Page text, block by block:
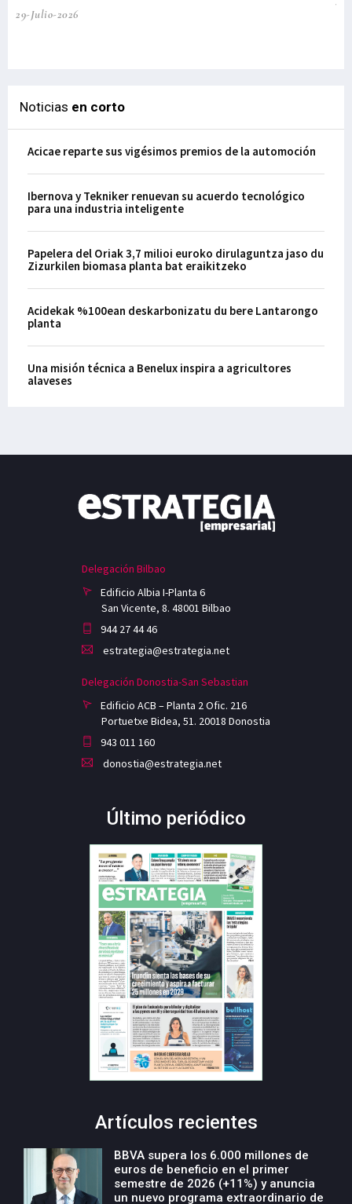
29-Julio-2026
Noticias en corto
Acicae reparte sus vigésimos premios de la automoción
Ibernova y Tekniker renuevan su acuerdo tecnológico
para una industria inteligente
Papelera del Oriak 3,7 milioi euroko dirulaguntza jaso du
Zizurkilen biomasa planta bat eraikitzeko
Acidekak %100ean deskarbonizatu du bere Lantarongo
planta
Una misión técnica a Benelux inspira a agricultores
alaveses
Delegación Bilbao
Edificio Albia I-Planta 6
San Vicente, 8. 48001 Bilbao
944 27 44 46
estrategia@estrategia.net
Delegación Donostia-San Sebastian
Edificio ACB – Planta 2 Ofic. 216
Portuetxe Bidea, 51. 20018 Donostia
943 011 160
donostia@estrategia.net
Último periódico
Artículos recientes
BBVA supera los 6.000 millones de
euros de beneficio en el primer
semestre de 2026 (+11%) y anuncia
un nuevo programa extraordinario de